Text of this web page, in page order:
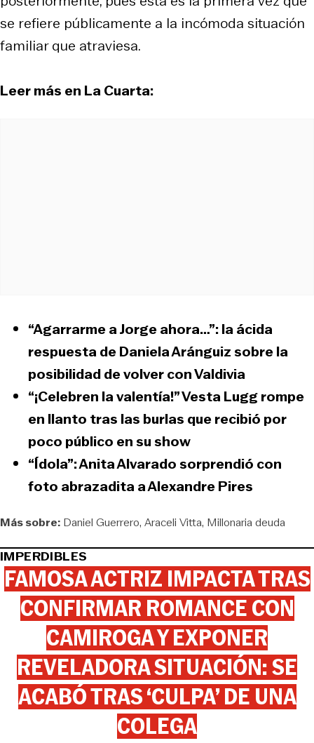
se refiere públicamente a la incómoda situación
familiar que atraviesa.
Leer más en La Cuarta:
“Agarrarme a Jorge ahora…”: la ácida
respuesta de Daniela Aránguiz sobre la
posibilidad de volver con Valdivia
“¡Celebren la valentía!” Vesta Lugg rompe
en llanto tras las burlas que recibió por
poco público en su show
“Ídola”: Anita Alvarado sorprendió con
foto abrazadita a Alexandre Pires
Más sobre: Daniel Guerrero Araceli Vitta Millonaria deuda
IMPERDIBLES
FAMOSA ACTRIZ IMPACTA TRAS
CONFIRMAR ROMANCE CON
CAMIROGA Y EXPONER
REVELADORA SITUACIÓN: SE
ACABÓ TRAS ‘CULPA’ DE UNA
COLEGA